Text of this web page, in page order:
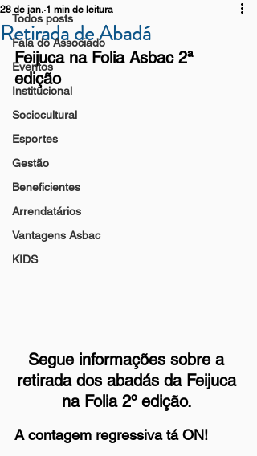
Todos posts
Fala do Associado
Eventos
Institucional
Sociocultural
Esportes
Gestão
Beneficientes
Arrendatários
Vantagens Asbac
KIDS
Retirada de Abadá
28 de jan. 1 min de leitura
Feijuca na Folia Asbac 2ª
edição
Segue informações sobre a
retirada dos abadás da Feijuca
na Folia 2º edição.
A contagem regressiva tá ON!